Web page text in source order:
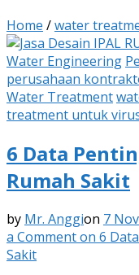
Home /water
Water Engineering
perusahaan
Water Treatment
treatment untuk
6 Data
Rumah Sakit
by Mr. Anggion 7
a Commenton 6
Sakit